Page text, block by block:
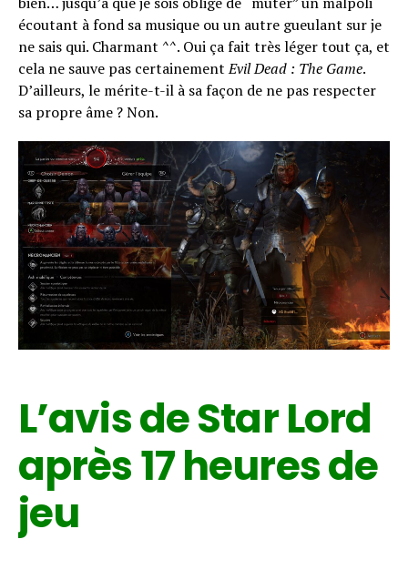
écoutant à fond sa musique ou un autre gueulant sur je
ne sais qui. Charmant ^^. Oui ça fait très léger tout ça, et
cela ne sauve pas certainementEvil Dead : The Game.
D’ailleurs, le mérite-t-il à sa façon de ne pas respecter
sa propre âme ? Non.
L’avis de Star Lord
après 17 heures de
jeu